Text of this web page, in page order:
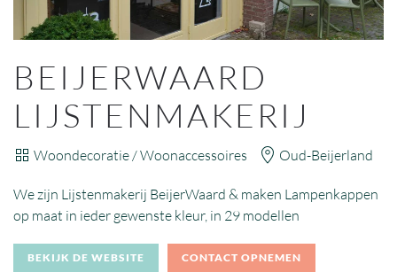
BEIJERWAARD
LIJSTENMAKERIJ
Woondecoratie / Woonaccessoires Oud-Beijerland
We zijn Lijstenmakerij BeijerWaard & maken Lampenkappen
op maat in ieder gewenste kleur, in 29 modellen
BEKIJK DE WEBSITE CONTACT OPNEMEN